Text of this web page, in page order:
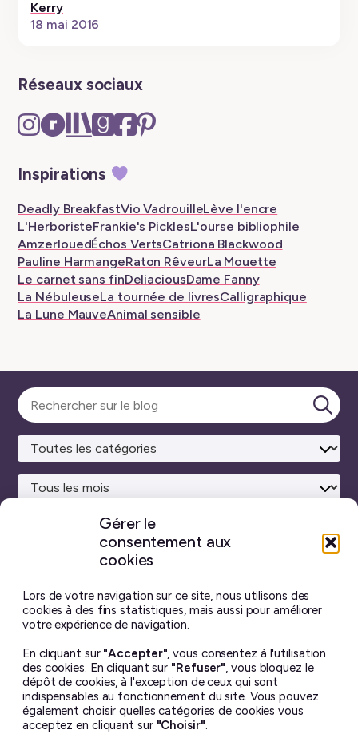
Gérer le
consentement aux
cookies
Lors de votre navigation sur ce site, nous utilisons des
cookies à des fins statistiques, mais aussi pour améliorer
votre expérience de navigation.
En cliquant sur "Accepter", vous consentez à l'utilisation
des cookies. En cliquant sur "Refuser", vous bloquez le
dépôt de cookies, à l'exception de ceux qui sont
indispensables au fonctionnement du site. Vous pouvez
également choisir quelles catégories de cookies vous
acceptez en cliquant sur "Choisir".
Kerry
18 mai 2016
Réseaux sociaux
Instagram
–
tab
Ravelry
–
tab
The
Storygraph
New
tab
Goodreads
–
tab
Facebook
–
Pinterest
Inspirations
Deadly BreakfastVio VadrouilleLève l'encre
L'HerboristeFrankie's PicklesL'ourse bibliophile
AmzerlouedÉchos VertsCatriona Blackwood
Pauline HarmangeRaton RêveurLa Mouette
Le carnet sans finDeliaciousDame Fanny
La NébuleuseLa tournée de livresCalligraphique
La Lune MauveAnimal sensible
la
Sélectionner
une
réalisé avecWordPress ♥et beaucoup de café.
intelligence artificielle générative.J’ai pris toutes les
photos moi-même, et chaque billet est écrit à la main.
de la licenseCreative Commons BY-NC-ND 4.0.
Il ne peut en aucun cas être altéré ou reproduit à des fins
commerciales. Si vous souhaitez utiliser une de mes photos
– dans un but non lucratif uniquement – merci de me
demander la permission avant ☺︎